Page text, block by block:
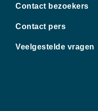
Contact bezoekers
Contact pers
Veelgestelde vragen